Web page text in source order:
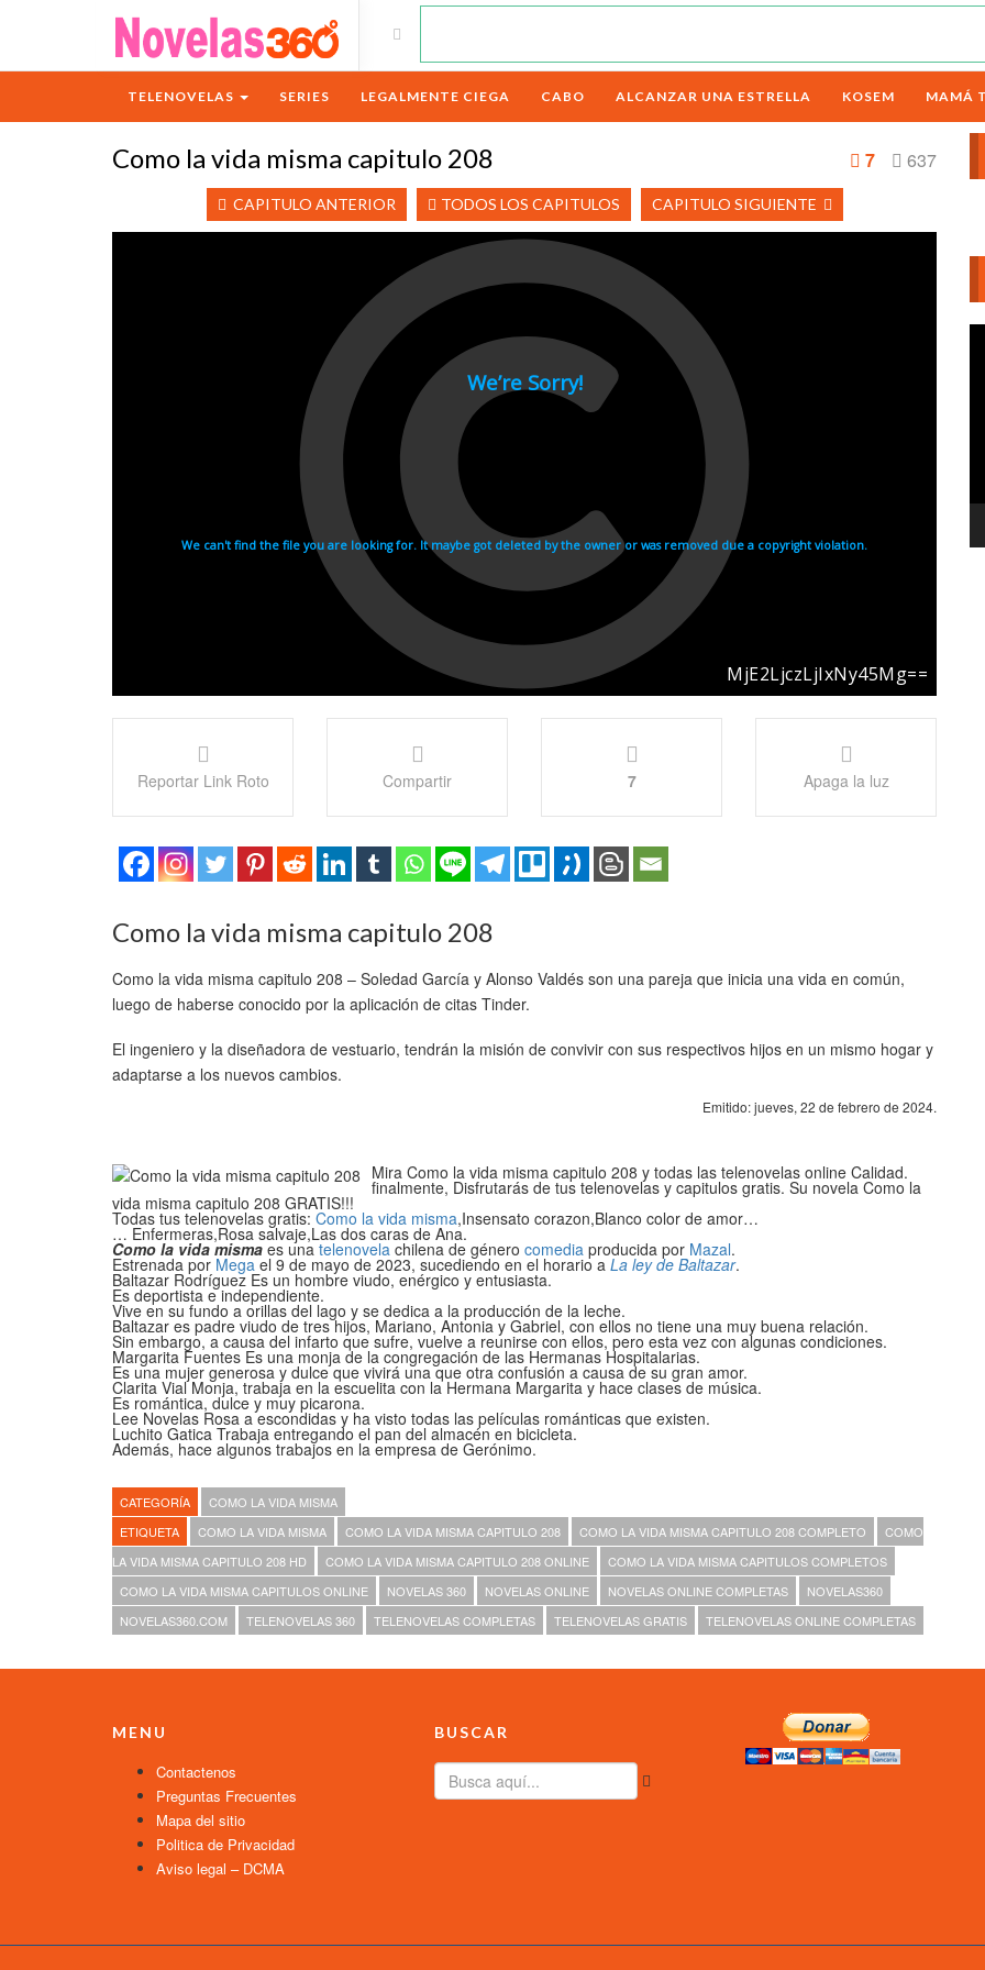
TELENOVELAS SERIES LEGALMENTE CIEGA CABO ALCANZAR UNA ESTRELLA KOSEM MAMÁ
Como la vida misma capitulo 208 637
7
CAPITULO ANTERIOR TODOS LOS CAPITULOS CAPITULO SIGUIENTE
Reportar Link Roto Compartir 7 Apaga la luz
Como la vida misma capitulo 208
Como la vida misma capitulo 208 – Soledad García y Alonso Valdés son una pareja que inicia una vida en común,
luego de haberse conocido por la aplicación de citas Tinder.
El ingeniero y la diseñadora de vestuario, tendrán la misión de convivir con sus respectivos hijos en un mismo hogar y
adaptarse a los nuevos cambios.
Emitido: jueves, 22 de febrero de 2024.
Mira Como la vida misma capitulo 208 y todas las telenovelas online Calidad.
finalmente, Disfrutarás de tus telenovelas y capitulos gratis. Su novela Como la
vida misma capitulo 208 GRATIS!!!
Todas tus telenovelas gratis: Como la vida misma,Insensato corazon,Blanco color de amor…
… Enfermeras,Rosa salvaje,Las dos caras de Ana.
Como la vida misma es una telenovela chilena de género comedia producida por Mazal.
Estrenada por Mega el 9 de mayo de 2023, sucediendo en el horario a La ley de Baltazar.
Baltazar Rodríguez Es un hombre viudo, enérgico y entusiasta.
Es deportista e independiente.
Vive en su fundo a orillas del lago y se dedica a la producción de la leche.
Baltazar es padre viudo de tres hijos, Mariano, Antonia y Gabriel, con ellos no tiene una muy buena relación.
Sin embargo, a causa del infarto que sufre, vuelve a reunirse con ellos, pero esta vez con algunas condiciones.
Margarita Fuentes Es una monja de la congregación de las Hermanas Hospitalarias.
Es una mujer generosa y dulce que vivirá una que otra confusión a causa de su gran amor.
Clarita Vial Monja, trabaja en la escuelita con la Hermana Margarita y hace clases de música.
Es romántica, dulce y muy picarona.
Lee Novelas Rosa a escondidas y ha visto todas las películas románticas que existen.
Luchito Gatica Trabaja entregando el pan del almacén en bicicleta.
Además, hace algunos trabajos en la empresa de Gerónimo.
CATEGORÍA
COMO LA VIDA MISMA
ETIQUETA
COMO LA VIDA MISMA COMO LA VIDA MISMA CAPITULO 208 COMO LA VIDA MISMA CAPITULO 208 COMPLETO
COMO
LA VIDA MISMA CAPITULO 208 HD
COMO LA VIDA MISMA CAPITULO 208 ONLINE
COMO LA VIDA MISMA CAPITULOS COMPLETOS
COMO LA VIDA MISMA CAPITULOS ONLINE
NOVELAS 360 NOVELAS ONLINE NOVELAS ONLINE COMPLETAS
NOVELAS360
NOVELAS360.COM
TELENOVELAS 360 TELENOVELAS COMPLETAS TELENOVELAS GRATIS TELENOVELAS ONLINE COMPLETAS
MENU
Contactenos
Preguntas Frecuentes
Mapa del sitio
Politica de Privacidad
Aviso legal – DCMA
BUSCAR